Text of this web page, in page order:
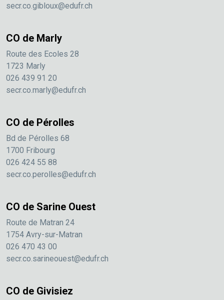
secr.co.gibloux@edufr.ch
CO de Marly
Route des Ecoles 28
1723 Marly
026 439 91 20
secr.co.marly@edufr.ch
CO de Pérolles
Bd de Pérolles 68
1700 Fribourg
026 424 55 88
secr.co.perolles@edufr.ch
CO de Sarine Ouest
Route de Matran 24
1754 Avry-sur-Matran
026 470 43 00
secr.co.sarineouest@edufr.ch
CO de Givisiez